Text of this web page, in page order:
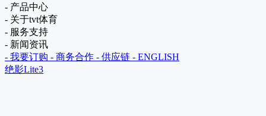
- 产品中心
- 关于tvt体育
- 服务支持
- 新闻资讯
- 我要订购 - 商务合作 - 供应链 - ENGLISH
绝影Lite3